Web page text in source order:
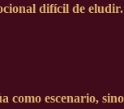
difícil de eludir.
como escenario,